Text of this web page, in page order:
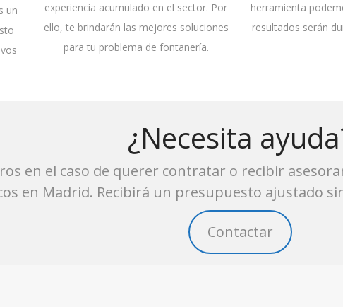
un
experiencia acumulado en el sector. Por
ello, te brindarán las mejores soluciones
para tu problema de fontanería.
herramienta
resultados serán
¿Necesita
en el caso de querer contratar o recibir
en Madrid. Recibirá un presupuesto ajustado
Contactar